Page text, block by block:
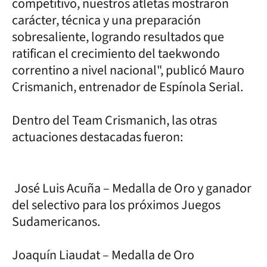
carácter, técnica y una preparación
sobresaliente, logrando resultados que
ratifican el crecimiento del taekwondo
correntino a nivel nacional", publicó Mauro
Crismanich, entrenador de Espínola Serial.
Dentro del Team Crismanich, las otras
actuaciones destacadas fueron:
José Luis Acuña – Medalla de Oro y ganador
del selectivo para los próximos Juegos
Sudamericanos.
Joaquín Liaudat – Medalla de Oro